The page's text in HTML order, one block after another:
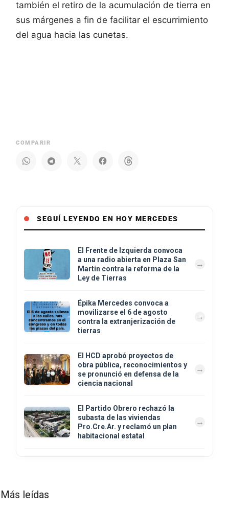
también el retiro de la acumulación de tierra en
sus márgenes a fin de facilitar el escurrimiento
del agua hacia las cunetas.
COMPARIR
SEGUÍ LEYENDO EN HOY MERCEDES
El Frente de Izquierda convoca
a una radio abierta en Plaza San
Martín contra la reforma de la
Ley de Tierras
Épika Mercedes convoca a
movilizarse el 6 de agosto
contra la extranjerización de
tierras
El HCD aprobó proyectos de
obra pública, reconocimientos y
se pronunció en defensa de la
ciencia nacional
El Partido Obrero rechazó la
subasta de las viviendas
Pro.Cre.Ar. y reclamó un plan
habitacional estatal
Más leídas